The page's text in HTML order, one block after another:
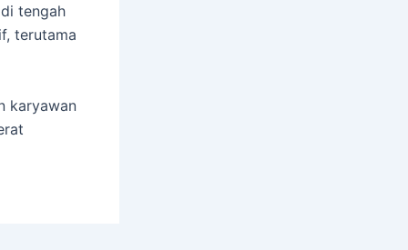
tengah
terutama
karyawan